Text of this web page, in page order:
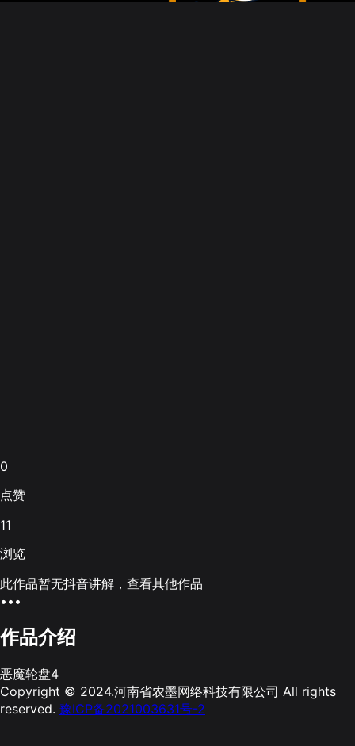
0
点赞
11
浏览
此作品暂无抖音讲解，查看其他作品
•••
作品介绍
恶魔轮盘4
Copyright © 2024.河南省农墨网络科技有限公司 All rights
reserved. 豫ICP备2021003631号-2